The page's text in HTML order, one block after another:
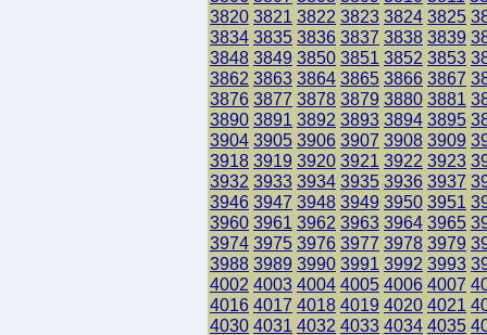
3820 3821 3822 3823 3824 3825
3834 3835 3836 3837 3838 3839
3848 3849 3850 3851 3852 3853
3862 3863 3864 3865 3866 3867
3876 3877 3878 3879 3880 3881
3890 3891 3892 3893 3894 3895
3904 3905 3906 3907 3908 3909
3918 3919 3920 3921 3922 3923
3932 3933 3934 3935 3936 3937
3946 3947 3948 3949 3950 3951
3960 3961 3962 3963 3964 3965
3974 3975 3976 3977 3978 3979
3988 3989 3990 3991 3992 3993
4002 4003 4004 4005 4006 4007
4016 4017 4018 4019 4020 4021
4030 4031 4032 4033 4034 4035